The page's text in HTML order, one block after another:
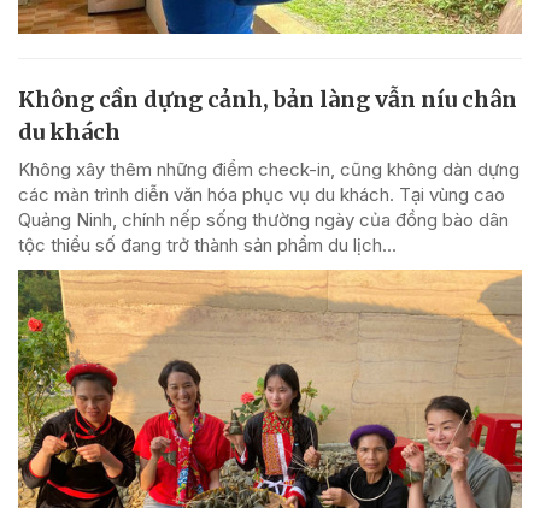
Không cần dựng cảnh, bản làng vẫn níu chân
du khách
Không xây thêm những điểm check-in, cũng không dàn dựng
các màn trình diễn văn hóa phục vụ du khách. Tại vùng cao
Quảng Ninh, chính nếp sống thường ngày của đồng bào dân
tộc thiểu số đang trở thành sản phẩm du lịch...